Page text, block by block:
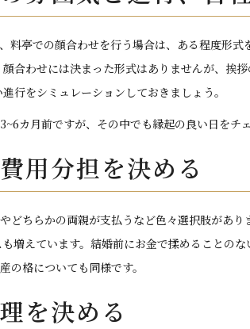
料亭での顔合わせを行う場合は、ある程度形
合わせには決まった形式はありませんが、挨
行をシミュレーションしておきましょう。
カ月前ですが、その中でも縁起の良い日をチ
用分担を決める
どちらかの両親が支払うなど色々選択肢があ
増えています。結婚前にお金で揉めることの
の格についても同様です。
を決める